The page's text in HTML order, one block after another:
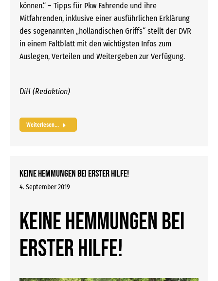
können.“ – Tipps für Pkw Fahrende und ihre
Mitfahrenden, inklusive einer ausführlichen Erklärung
des sogenannten „holländischen Griffs“ stellt der DVR
in einem Faltblatt mit den wichtigsten Infos zum
Auslegen, Verteilen und Weitergeben zur Verfügung.
DiH (Redaktion)
Weiterlesen...
Keine Hemmungen bei Erster Hilfe!
4. September 2019
Keine Hemmungen bei
Erster Hilfe!